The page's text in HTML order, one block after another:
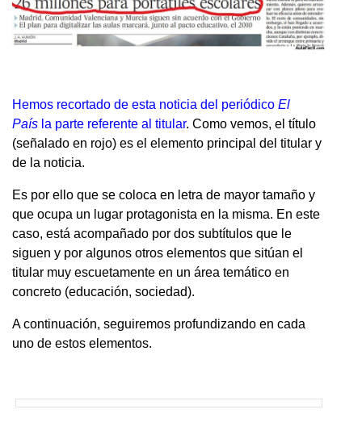
Hemos recortado de esta noticia del periódico El
País la parte referente al titular. Como vemos, el título
(señalado en rojo) es el elemento principal del titular y
de la noticia.
Es por ello que se coloca en letra de mayor tamaño y
que ocupa un lugar protagonista en la misma. En este
caso, está acompañado por dos subtítulos que le
siguen y por algunos otros elementos que sitúan el
titular muy escuetamente en un área temático en
concreto (educación, sociedad).
A continuación, seguiremos profundizando en cada
uno de estos elementos.